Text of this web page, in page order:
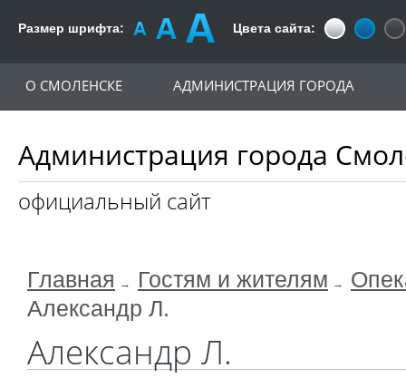
Размер шрифта: Цвета сайта:
Администрация города
официальный сайт
О СМОЛЕНСКЕ АДМИНИСТРАЦИЯ ГОРОДА
Главная Гостям и жителям
Александр Л.
Александр Л.